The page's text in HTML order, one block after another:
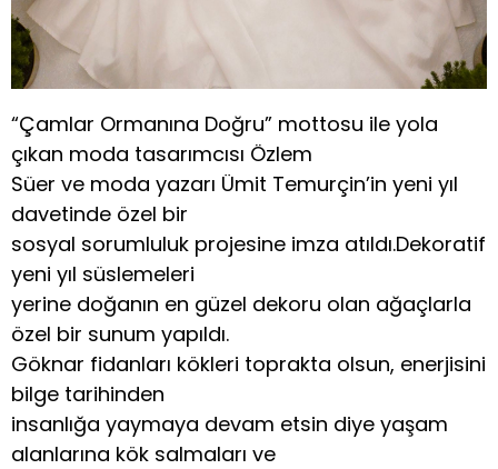
“Çamlar Ormanına Doğru” mottosu ile yola
çıkan moda tasarımcısı Özlem
Süer ve moda yazarı Ümit Temurçin’in yeni yıl
davetinde özel bir
sosyal sorumluluk projesine imza atıldı.Dekoratif
yeni yıl süslemeleri
yerine doğanın en güzel dekoru olan ağaçlarla
özel bir sunum yapıldı.
Göknar fidanları kökleri toprakta olsun, enerjisini
bilge tarihinden
insanlığa yaymaya devam etsin diye yaşam
alanlarına kök salmaları ve